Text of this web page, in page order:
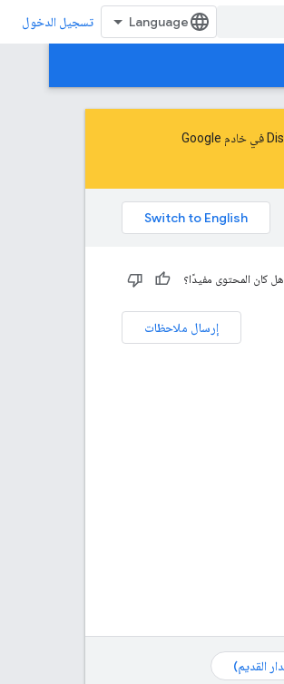
تسجيل الدخول
على Discord في خادم Google
هل كان المحتوى مفيدًا؟
إرسال ملاحظات